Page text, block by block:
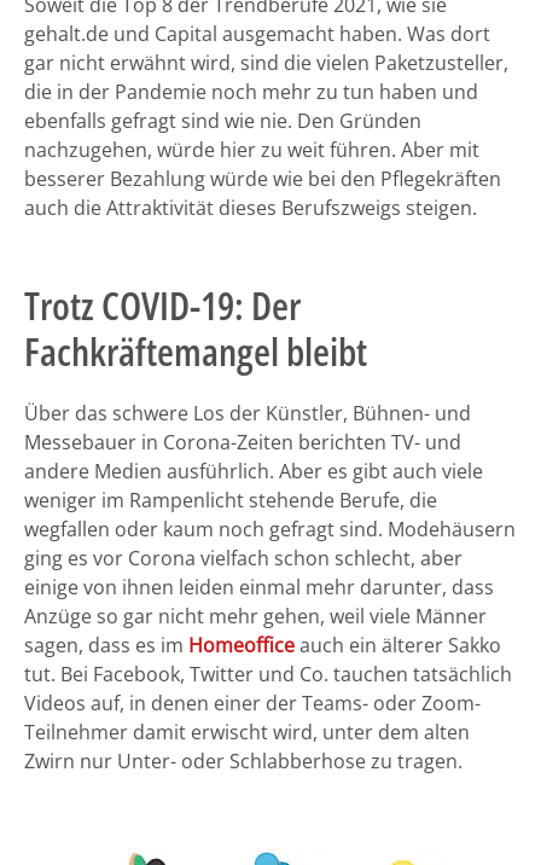
gehalt.de und Capital ausgemacht haben. Was dort
gar nicht erwähnt wird, sind die vielen Paketzusteller,
die in der Pandemie noch mehr zu tun haben und
ebenfalls gefragt sind wie nie. Den Gründen
nachzugehen, würde hier zu weit führen. Aber mit
besserer Bezahlung würde wie bei den Pflegekräften
auch die Attraktivität dieses Berufszweigs steigen.
Trotz COVID-19: Der
Fachkräftemangel bleibt
Über das schwere Los der Künstler, Bühnen- und
Messebauer in Corona-Zeiten berichten TV- und
andere Medien ausführlich. Aber es gibt auch viele
weniger im Rampenlicht stehende Berufe, die
wegfallen oder kaum noch gefragt sind. Modehäusern
ging es vor Corona vielfach schon schlecht, aber
einige von ihnen leiden einmal mehr darunter, dass
Anzüge so gar nicht mehr gehen, weil viele Männer
sagen, dass es im Homeofficeauch ein älterer Sakko
tut. Bei Facebook, Twitter und Co. tauchen tatsächlich
Videos auf, in denen einer der Teams- oder Zoom-
Teilnehmer damit erwischt wird, unter dem alten
Zwirn nur Unter- oder Schlabberhose zu tragen.